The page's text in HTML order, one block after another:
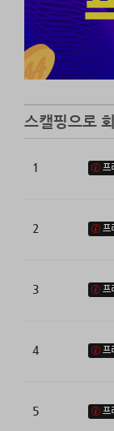
스캘핑으로
1 프
2 프
3 프
4 프
5 프